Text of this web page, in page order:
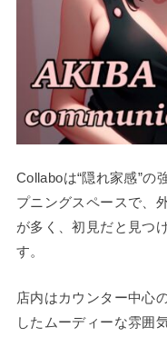
Collaboは“隠れ家感”の
プニングスペースで、
が多く、初見だと見つ
す。
店内はカウンター中心
したムーディーな雰囲